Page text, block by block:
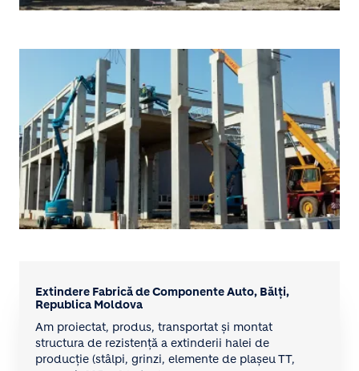
Extindere Fabrică de Componente Auto, Bălți,
Republica Moldova
Am proiectat, produs, transportat și montat
structura de rezistență a extinderii halei de
producție (stâlpi, grinzi, elemente de plașeu TT,